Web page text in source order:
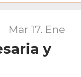
Mar 17. Ene
y